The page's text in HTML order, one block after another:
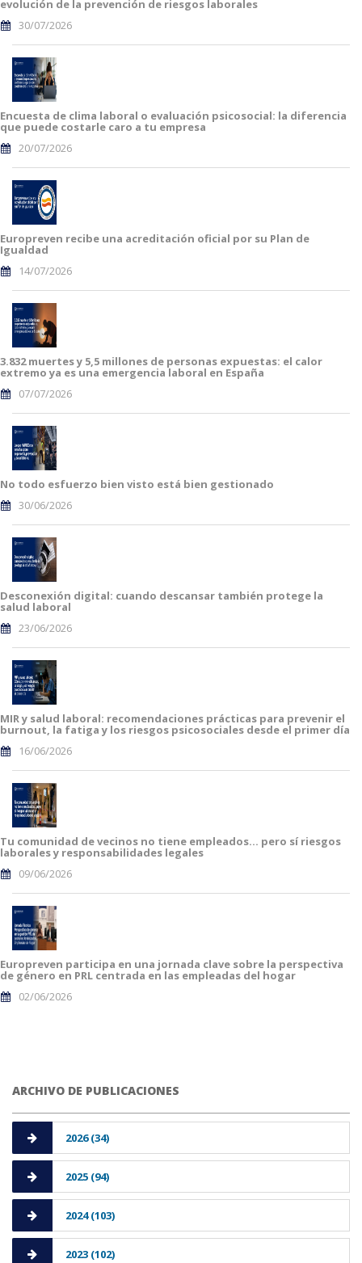
evolución de la prevención de riesgos laborales
30/07/2026
Encuesta de clima laboral o evaluación psicosocial: la diferencia
que puede costarle caro a tu empresa
20/07/2026
Europreven recibe una acreditación oficial por su Plan de
Igualdad
14/07/2026
3.832 muertes y 5,5 millones de personas expuestas: el calor
extremo ya es una emergencia laboral en España
07/07/2026
No todo esfuerzo bien visto está bien gestionado
30/06/2026
Desconexión digital: cuando descansar también protege la
salud laboral
23/06/2026
MIR y salud laboral: recomendaciones prácticas para prevenir el
burnout, la fatiga y los riesgos psicosociales desde el primer día
16/06/2026
Tu comunidad de vecinos no tiene empleados… pero sí riesgos
laborales y responsabilidades legales
09/06/2026
Europreven participa en una jornada clave sobre la perspectiva
de género en PRL centrada en las empleadas del hogar
02/06/2026
ARCHIVO DE PUBLICACIONES
2026 (34)
2025 (94)
2024 (103)
2023 (102)